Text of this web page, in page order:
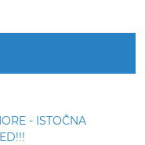
- ISTOČNA